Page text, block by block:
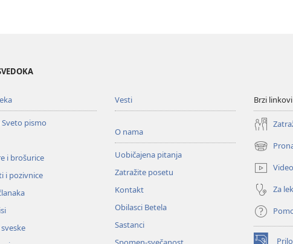
pismo
i brošurice
i pozivnice
Vesti
O nama
Uobičajena pitanja
Zatražite posetu
Kontakt
Obilasci Betela
Sastanci
Brzi linkovi
(otvara
novi
prozor)
Za